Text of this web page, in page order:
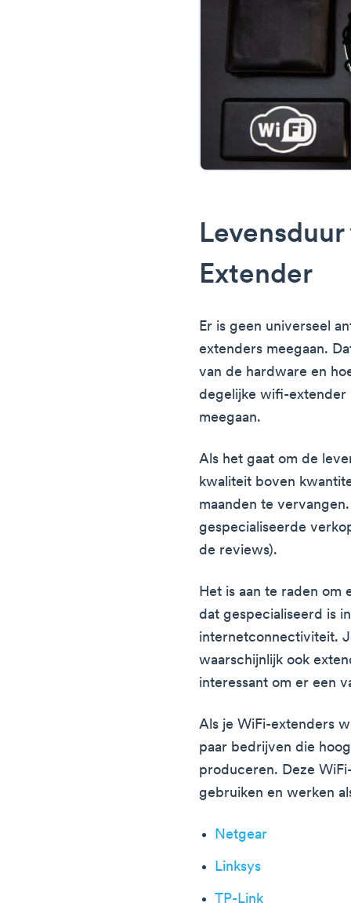
Extender
Er is geen universeel
extenders meegaan.
van de hardware en
degelijke wifi-extender
meegaan.
Als het gaat om de
kwaliteit boven
maanden te
gespecialiseerde
de reviews).
Het is aan te raden
dat gespecialiseerd is
internetconnectiviteit.
waarschijnlijk ook
interessant om er een
Als je WiFi-extenders
paar bedrijven die
produceren. Deze
gebruiken en werken
Netgear
Linksys
TP-Link